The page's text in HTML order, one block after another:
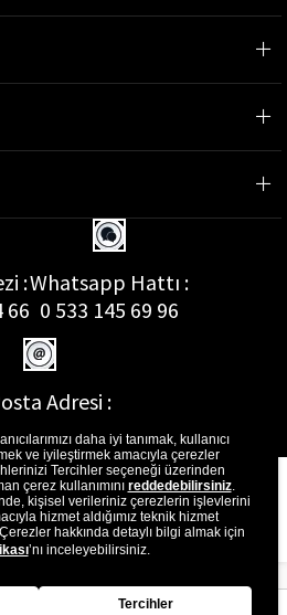
:
66
Whatsapp Hattı :
0 533 145 69 96
Adresi :
daha iyi tanımak, kullanıcı
ve iyileştirmek amacıyla çerezler
Tercihler seçeneği üzerinden
çerez kullanımını reddedebilirsiniz.
kişisel verileriniz çerezlerin işlevlerini
hizmet aldığımız teknik hizmet
hakkında detaylı bilgi almak için
’nı inceleyebilirsiniz.
Tercihler